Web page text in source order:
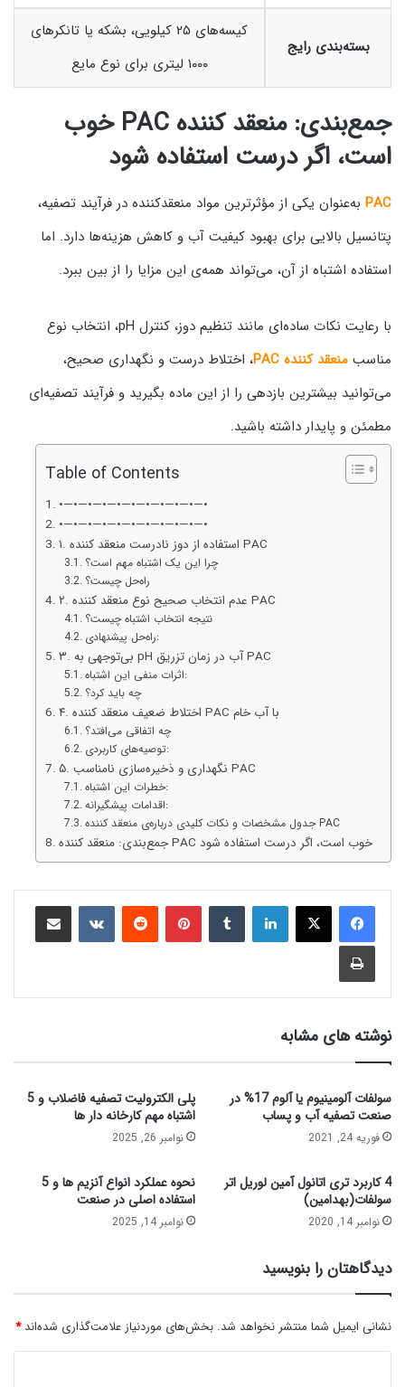
بسته‌بندی رایج
کیسه‌های ۲۵ کیلویی، بشکه یا تانکرهای
۱۰۰۰ لیتری برای نوع مایع
جمع‌بندی: منعقد کننده PAC خوب
است، اگر درست استفاده شود
PAC به‌عنوان یکی از مؤثرترین مواد منعقدکننده در فرآیند تصفیه،
پتانسیل بالایی برای بهبود کیفیت آب و کاهش هزینه‌ها دارد. اما
استفاده اشتباه از آن، می‌تواند همه‌ی این مزایا را از بین ببرد.
با رعایت نکات ساده‌ای مانند تنظیم دوز، کنترل pH، انتخاب نوع
مناسب منعقد کننده PAC
، اختلاط درست و نگهداری صحیح،
می‌توانید بیشترین بازدهی را از این ماده بگیرید و فرآیند تصفیه‌ای
مطمئن و پایدار داشته باشید.
Table of Contents
•—•—•—•—•—•—•—•—•—•—•
•—•—•—•—•—•—•—•—•—•—•
۱. استفاده از دوز نادرست منعقد کننده PAC
چرا این یک اشتباه مهم است؟
راه‌حل چیست؟
۲. عدم انتخاب صحیح نوع منعقد کننده PAC
نتیجه انتخاب اشتباه چیست؟
راه‌حل پیشنهادی:
۳. بی‌توجهی به pH آب در زمان تزریق PAC
اثرات منفی این اشتباه:
چه باید کرد؟
۴. اختلاط ضعیف منعقد کننده PAC با آب خام
چه اتفاقی می‌افتد؟
توصیه‌های کاربردی:
۵. نگهداری و ذخیره‌سازی نامناسب PAC
خطرات این اشتباه:
اقدامات پیشگیرانه:
جدول مشخصات و نکات کلیدی درباره‌ی منعقد کننده PAC
جمع‌بندی: منعقد کننده PAC خوب است، اگر درست استفاده شود
نوشته های مشابه
سولفات آلومینیوم یا آلوم 17% در
صنعت تصفیه آب و پساب
فوریه 24, 2021
پلی الکترولیت تصفیه فاضلاب و 5
اشتباه مهم کارخانه‌ دار ها
نوامبر 26, 2025
4 کاربرد تری اتانول آمین لوریل اتر
سولفات(بهدامین)
نوامبر 14, 2020
نحوه عملکرد انواع آنزیم‌ ها و 5
استفاده اصلی در صنعت
نوامبر 14, 2025
دیدگاهتان را بنویسید
نشانی ایمیل شما منتشر نخواهد شد. بخش‌های موردنیاز علامت‌گذاری شده‌اند*